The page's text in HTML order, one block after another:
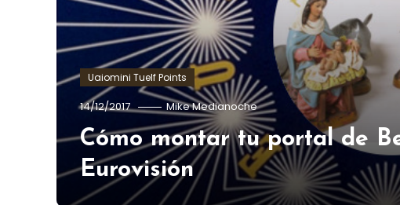
Uaiomini Tuelf Points
14/12/2017 Mike Medianoche
Cómo montar tu portal de
Eurovisión